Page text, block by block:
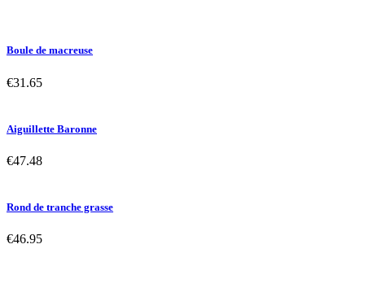
Boule de macreuse
€31.65
Aiguillette Baronne
€47.48
Rond de tranche grasse
€46.95